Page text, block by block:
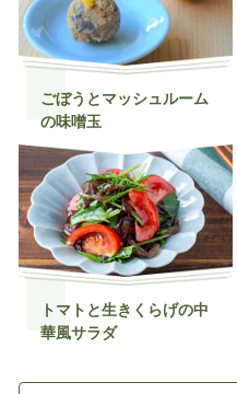
ごぼうとマッシュルーム
の味噌玉
トマトと生きくらげの中
華風サラダ